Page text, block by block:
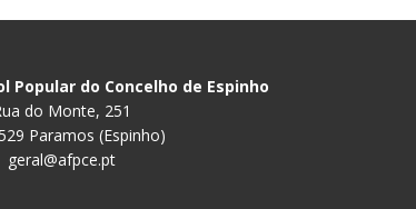
Popular do Concelho de Espinho
do Monte, 251
Paramos (Espinho)
geral@afpce.pt